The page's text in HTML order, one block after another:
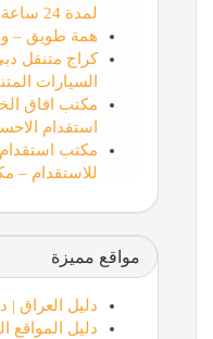
لمدة 24 ساعة
همة طويق –
كراج متنقل
السيارات
مكتب افاق
استقدام
مكتب
للاستقدام –
مواقع مميزة
دليل العراق |
دليل المواقع